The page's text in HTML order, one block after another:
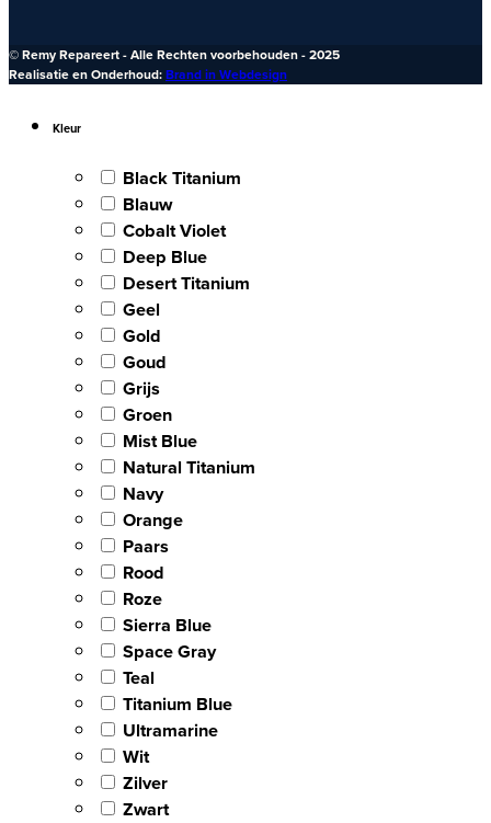
© Remy Repareert - Alle Rechten voorbehouden - 2025
Realisatie en Onderhoud:Brand in Webdesign
Kleur
Black Titanium
Blauw
Cobalt Violet
Deep Blue
Desert Titanium
Geel
Gold
Goud
Grijs
Groen
Mist Blue
Natural Titanium
Navy
Orange
Paars
Rood
Roze
Sierra Blue
Space Gray
Teal
Titanium Blue
Ultramarine
Wit
Zilver
Zwart